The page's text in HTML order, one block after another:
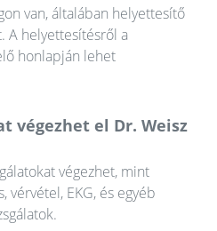
van, általában helyettesítő
A helyettesítésről a
honlapján lehet
végezhet el Dr. Weisz
végezhet, mint
vérvétel, EKG, és egyéb